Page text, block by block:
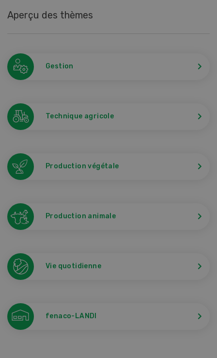
Aperçu des thèmes
Gestion
Technique agricole
Production végétale
Production animale
Vie quotidienne
fenaco-LANDI